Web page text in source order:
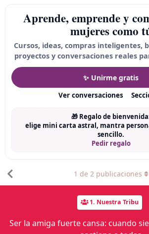
Aprende, emprende y
mujeres como
Cursos, ideas, compras inteligentes,
proyectos y conversaciones reales
✨ Unirme gratis
Ver conversaciones
🎁 Regalo de
elige mini carta astral, mantra
sencillo.
Pedir regalo
1. Nuestra Tribu
Ser la amiga fuerte cansa: cuando
1 de 2publicaciones